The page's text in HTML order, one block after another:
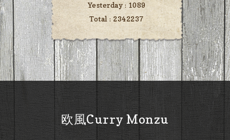
Yesterday : 1089
Total : 2342237
欧風Curry Monzu